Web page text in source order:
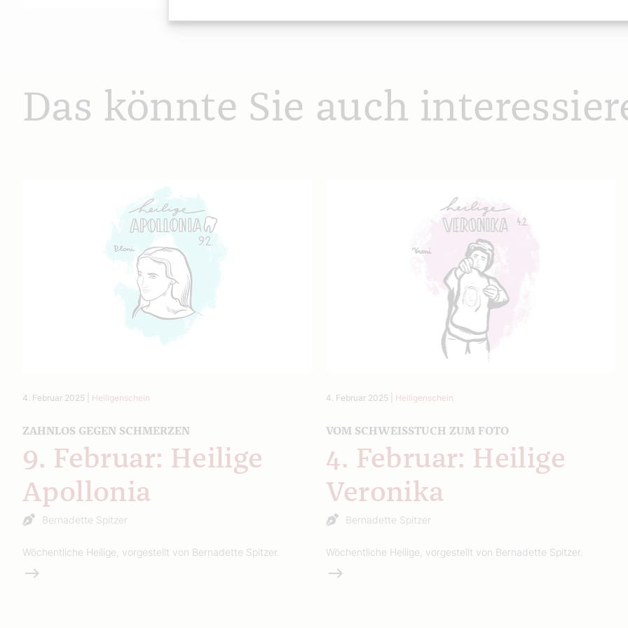
Das könnte Sie auch
4. Februar 2025 Heiligenschein
ZAHNLOS GEGEN SCHMERZEN
9. Februar: Heilige
Apollonia
Bernadette Spitzer
Wöchentliche Heilige, vorgestellt von Bernadette Spitzer.
Weiterlesen
4. Februar 2025 Heiligenschein
VOM SCHWEISSTUCH ZUM FOTO
4. Februar: Heilige
Veronika
Bernadette Spitzer
Wöchentliche Heilige, vorgestellt von Bernadette Spitzer.
Weiterlesen